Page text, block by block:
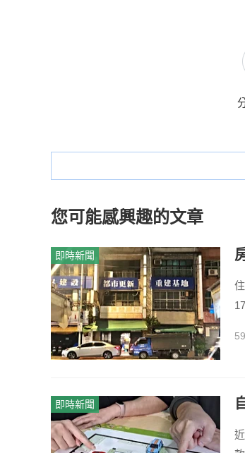
您可能感興趣的文章
即時新聞
即時新聞